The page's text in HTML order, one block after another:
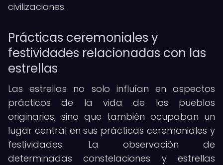
civilizaciones.
Prácticas ceremoniales y
festividades relacionadas con las
estrellas
Las estrellas no solo influían en aspectos
prácticos de la vida de los pueblos
originarios, sino que también ocupaban un
lugar central en sus prácticas ceremoniales y
festividades. La observación de
determinadas constelaciones y estrellas